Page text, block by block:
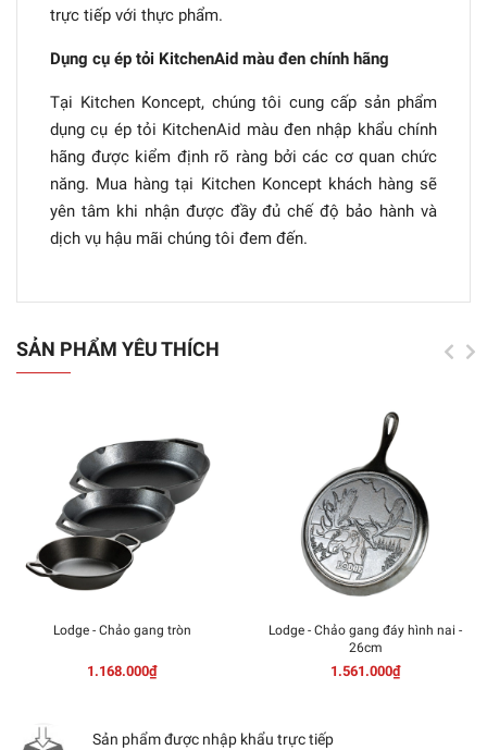
trực tiếp với thực phẩm.
Dụng cụ ép tỏi KitchenAid màu đen chính hãng
Tại Kitchen Koncept, chúng tôi cung cấp sản phẩm
dụng cụ ép tỏi KitchenAid màu đen nhập khẩu chính
hãng được kiểm định rõ ràng bởi các cơ quan chức
năng. Mua hàng tại Kitchen Koncept khách hàng sẽ
yên tâm khi nhận được đầy đủ chế độ bảo hành và
dịch vụ hậu mãi chúng tôi đem đến.
SẢN PHẨM YÊU THÍCH
Lodge - Chảo gang tròn
1.168.000₫
Lodge - Chảo gang đáy hình nai -
26cm
1.561.000₫
Sản phẩm được nhập khẩu trực tiếp